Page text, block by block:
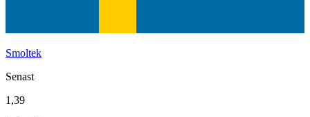
Smoltek
Senast
1,39